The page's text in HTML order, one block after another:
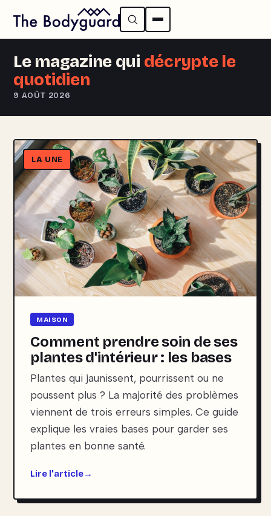
Le magazine qui décrypte le
quotidien
9 AOÛT 2026
LA UNE
MAISON
Comment prendre soin de ses
plantes d'intérieur : les bases
Plantes qui jaunissent, pourrissent ou ne
poussent plus ? La majorité des problèmes
viennent de trois erreurs simples. Ce guide
explique les vraies bases pour garder ses
plantes en bonne santé.
Lire l'article